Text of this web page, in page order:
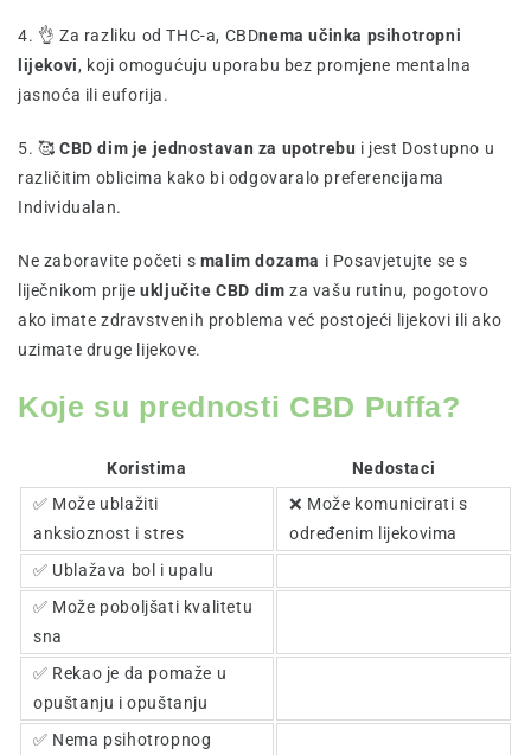
4. 👌 Za razliku od THC-a, CBDnema učinka psihotropni
lijekovi, koji omogućuju uporabu bez promjene mentalna
jasnoća ili euforija.
5. 🥰 CBD dim je jednostavan za upotrebu i jest Dostupno u
različitim oblicima kako bi odgovaralo preferencijama
Individualan.
Ne zaboravite početi s malim dozama i Posavjetujte se s
liječnikom prijeuključite CBD dimza vašu rutinu, pogotovo
ako imate zdravstvenih problema već postojeći lijekovi ili ako
uzimate druge lijekove.
Koje su prednosti CBD Puffa?
Koristima
Nedostaci
✅ Može ublažiti
anksioznost i stres
❌ Može komunicirati s
određenim lijekovima
✅ Ublažava bol i upalu
✅ Može poboljšati kvalitetu
sna
✅ Rekao je da pomaže u
opuštanju i opuštanju
✅ Nema psihotropnog